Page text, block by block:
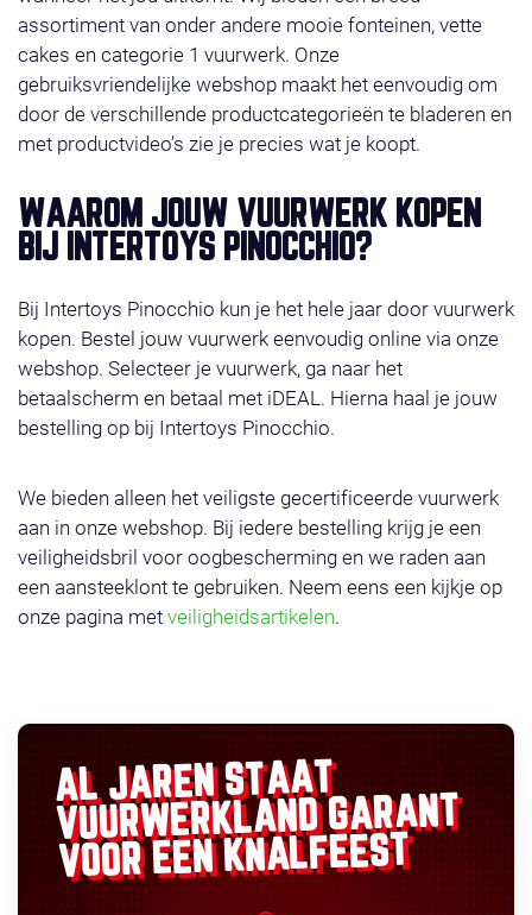
assortiment van onder andere mooie fonteinen, vette
cakes en categorie 1 vuurwerk. Onze
gebruiksvriendelijke webshop maakt het eenvoudig om
door de verschillende productcategorieën te bladeren en
met productvideo’s zie je precies wat je koopt.
WAAROM JOUW VUURWERK KOPEN
BIJ INTERTOYS PINOCCHIO?
Bij Intertoys Pinocchio kun je het hele jaar door vuurwerk
kopen. Bestel jouw vuurwerk eenvoudig online via onze
webshop. Selecteer je vuurwerk, ga naar het
betaalscherm en betaal met iDEAL. Hierna haal je jouw
bestelling op bij Intertoys Pinocchio.
We bieden alleen het veiligste gecertificeerde vuurwerk
aan in onze webshop. Bij iedere bestelling krijg je een
veiligheidsbril voor oogbescherming en we raden aan
een aansteeklont te gebruiken. Neem eens een kijkje op
onze pagina met veiligheidsartikelen.
AL JAREN STAAT
VUURWERKLANDGARANT
VOOR EEN KNALFEEST